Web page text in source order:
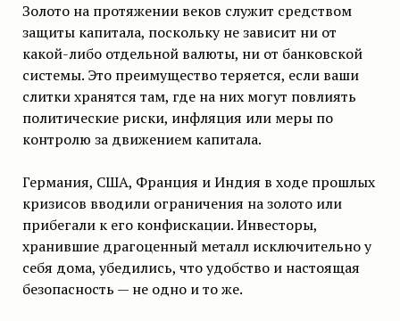
Золото на протяжении веков служит средством
защиты капитала, поскольку не зависит ни от
какой-либо отдельной валюты, ни от банковской
системы. Это преимущество теряется, если ваши
слитки хранятся там, где на них могут повлиять
политические риски, инфляция или меры по
контролю за движением капитала.
Германия, США, Франция и Индия в ходе прошлых
кризисов вводили ограничения на золото или
прибегали к его конфискации. Инвесторы,
хранившие драгоценный металл исключительно у
себя дома, убедились, что удобство и настоящая
безопасность — не одно и то же.